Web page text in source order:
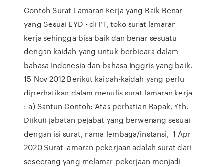
Contoh Surat Lamaran Kerja yang Baik Benar
yang Sesuai EYD - di PT, toko surat lamaran
kerja sehingga bisa baik dan benar sesuatu
dengan kaidah yang untuk berbicara dalam
bahasa Indonesia dan bahasa Inggris yang baik.
15 Nov 2012 Berikut kaidah-kaidah yang perlu
diperhatikan dalam menulis surat lamaran kerja
: a) Santun Contoh: Atas perhatian Bapak, Yth.
Diikuti jabatan pejabat yang berwenang sesuai
dengan isi surat, nama lembaga/instansi, 1 Apr
2020 Surat lamaran pekerjaan adalah surat dari
seseorang yang melamar pekerjaan menjadi